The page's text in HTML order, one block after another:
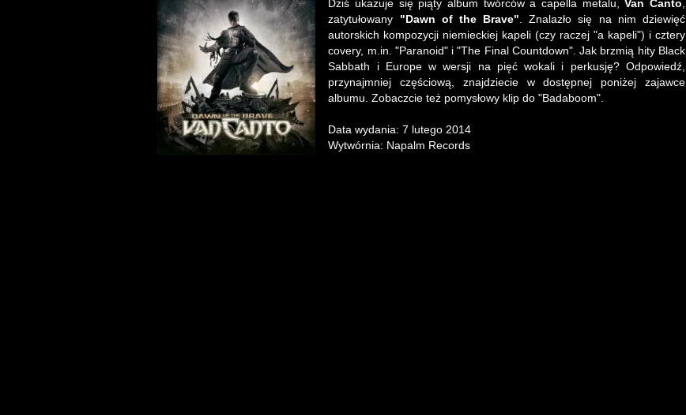
Dziś ukazuje się piąty album twórców a capella metalu,Van Canto
zatytułowany "Dawn of the Brave" . Znalazło się na nim dziewięć
autorskich kompozycji niemieckiej kapeli (czy raczej "a kapeli") i cztery
covery, m.in. "Paranoid" i "The Final Countdown". Jak brzmią hity Black
Sabbath i Europe w wersji na pięć wokali i perkusję? Odpowiedź,
przynajmniej częściową, znajdziecie w dostępnej poniżej zajawce
albumu. Zobaczcie też pomysłowy klip do "Badaboom".
Data wydania: 7 lutego 2014
Wytwórnia: Napalm Records